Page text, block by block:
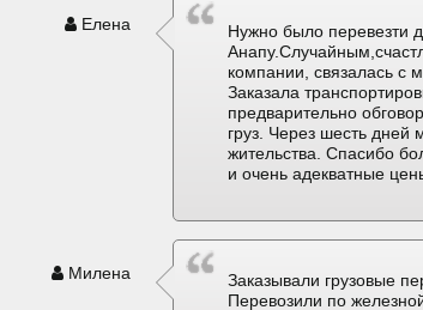
Елена
Нужно было перевезти
компании, связалась с
Заказала
предварительно
груз. Через шесть дней
жительства. Спасибо
и очень адекватные
Милена
Заказывали грузовые
Перевозили по